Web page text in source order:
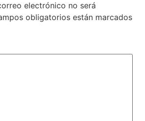
electrónico no será
obligatorios están marcados